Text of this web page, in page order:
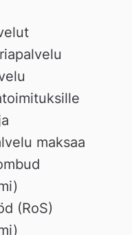
maksaa
(RoS)